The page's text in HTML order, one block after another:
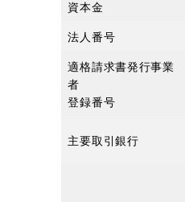
資本金
法人番号
適格請求書発行事業
者
登録番号
主要取引銀行